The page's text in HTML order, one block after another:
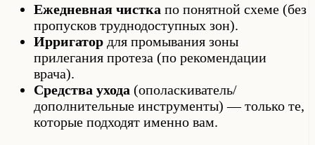
Ежедневная чистка по понятной схеме (без
пропусков труднодоступных зон).
Ирригатор для промывания зоны
прилегания протеза (по рекомендации
врача).
Средства ухода (ополаскиватель/
дополнительные инструменты) — только те,
которые подходят именно вам.